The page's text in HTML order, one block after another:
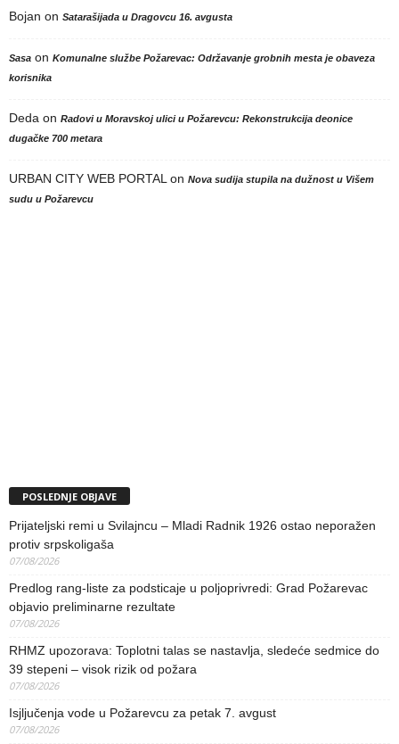
Bojan on Satarašijada u Dragovcu 16. avgusta
Sasa on Komunalne službe Požarevac: Održavanje grobnih mesta je obaveza
korisnika
Deda on Radovi u Moravskoj ulici u Požarevcu: Rekonstrukcija deonice
dugačke 700 metara
URBAN CITY WEB PORTALon Nova sudija stupila na dužnost u Višem
sudu u Požarevcu
POSLEDNJE OBJAVE
Prijateljski remi u Svilajncu – Mladi Radnik 1926 ostao neporažen
protiv srpskoligaša
07/08/2026
Predlog rang-liste za podsticaje u poljoprivredi: Grad Požarevac
objavio preliminarne rezultate
07/08/2026
RHMZ upozorava: Toplotni talas se nastavlja, sledeće sedmice do
39 stepeni – visok rizik od požara
07/08/2026
Isjljučenja vode u Požarevcu za petak 7. avgust
07/08/2026